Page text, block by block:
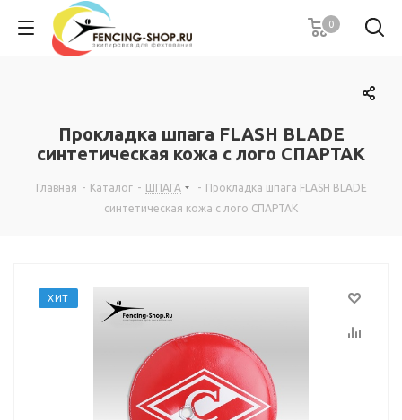
0
Прокладка шпага FLASH BLADE
синтетическая кожа с лого СПАРТАК
Главная - Каталог - ШПАГА - Прокладка шпага FLASH BLADE
синтетическая кожа с лого СПАРТАК
ХИТ